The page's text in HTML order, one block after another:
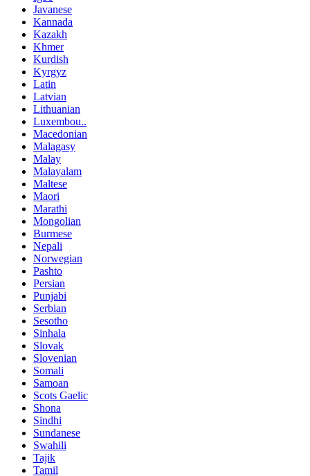
Javanese
Kannada
Kazakh
Khmer
Kurdish
Kyrgyz
Latin
Latvian
Lithuanian
Luxembou..
Macedonian
Malagasy
Malay
Malayalam
Maltese
Maori
Marathi
Mongolian
Burmese
Nepali
Norwegian
Pashto
Persian
Punjabi
Serbian
Sesotho
Sinhala
Slovak
Slovenian
Somali
Samoan
Scots Gaelic
Shona
Sindhi
Sundanese
Swahili
Tajik
Tamil